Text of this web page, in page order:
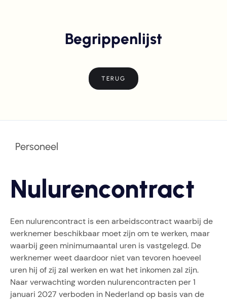
Begrippenlijst
TERUG
Personeel
Nulurencontract
Een nulurencontract is een arbeidscontract waarbij de
werknemer beschikbaar moet zijn om te werken, maar
waarbij geen minimumaantal uren is vastgelegd. De
werknemer weet daardoor niet van tevoren hoeveel
uren hij of zij zal werken en wat het inkomen zal zijn.
Naar verwachting worden nulurencontracten per 1
januari 2027 verboden in Nederland op basis van de